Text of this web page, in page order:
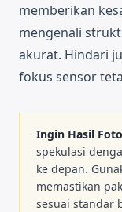
memberikan
mengenali
akurat. Hindari
fokus sensor
Ingin Hasil
spekulasi
ke depan.
memastikan
sesuai standar